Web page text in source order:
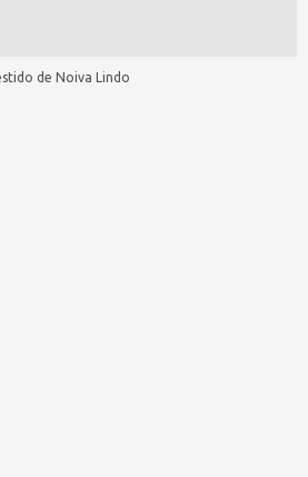
de Noiva Lindo